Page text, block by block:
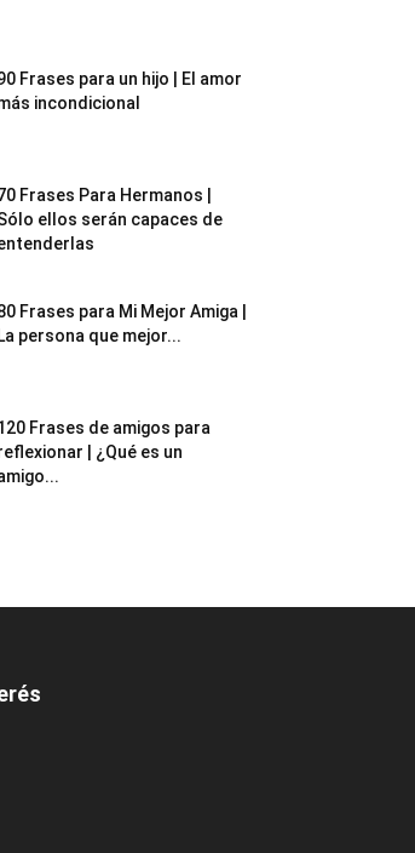
Frases para un hijo | El amor
incondicional
Frases Para Hermanos |
ellos serán capaces de
Frases para Mi Mejor Amiga |
La persona que mejor...
Frases de amigos para
| ¿Qué es un